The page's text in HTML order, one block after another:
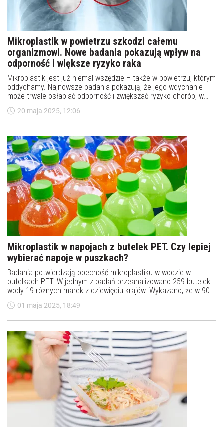
Mikroplastik w powietrzu szkodzi całemu
organizmowi. Nowe badania pokazują wpływ na
odporność i większe ryzyko raka
Mikroplastik jest już niemal wszędzie – także w powietrzu, którym
oddychamy. Najnowsze badania pokazują, że jego wdychanie
może trwale osłabiać odporność i zwiększać ryzyko chorób, w
tym nowotworów.
20 maja 2025, 12:06
Mikroplastik w napojach z butelek PET. Czy lepiej
wybierać napoje w puszkach?
Badania potwierdzają obecność mikroplastiku w wodzie w
butelkach PET. W jednym z badań przeanalizowano 259 butelek
wody 19 różnych marek z dziewięciu krajów. Wykazano, że w 90
proc. próbek obecne były cząsteczki mikroplastiku.
01 maja 2025, 18:49